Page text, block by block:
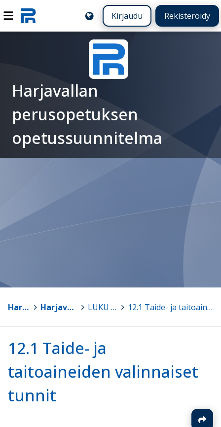
Kirjaudu Rekisteröidy
Harjavallan
perusopetuksen
opetussuunnitelma
Harjavalta Harjavallan perusopetuksen opetussuunnitelma LUKU 12. Valinnaisuus perusopetuksessa 12.1 Taide- ja taitoaineiden valinnaiset tunnit
12.1 Taide- ja
taitoaineiden valinnaiset
tunnit